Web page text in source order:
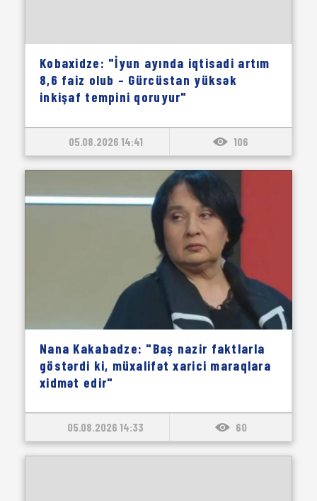
Kobaxidze: "İyun ayında iqtisadi artım
8,6 faiz olub – Gürcüstan yüksək
inkişaf tempini qoruyur"
05.08.2026 14:41 106
Nana Kakabadze: "Baş nazir faktlarla
göstərdi ki, müxalifət xarici maraqlara
xidmət edir"
05.08.2026 14:33 60